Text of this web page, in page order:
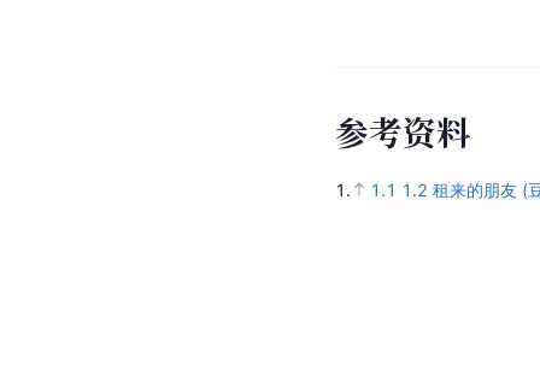
参考资料
1. 1.1 1.2 租来的朋友 (